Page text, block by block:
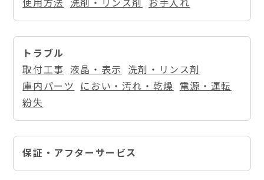
使用方法 洗剤・リンス剤 お手入れ
トラブル
取付工事
液晶・表示
洗剤・リンス剤
庫内パーツ
におい・汚れ・乾燥
電源・運転
紛失
保証・アフターサービス